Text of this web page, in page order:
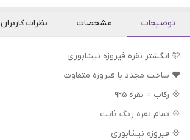
توضیحات مشخصات نظرات کاربران
🩵 انگشتر نقره فیروزه نیشابوری
❤️ ساخت مجدد با فیروزه متفاوت
💠 رکاب = نقره 925
💠 تمام نقره رنگ ثابت
💠 فیروزه نیشابوری